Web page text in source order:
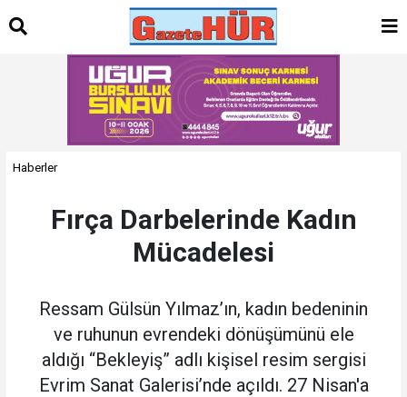
Haberler
Fırça Darbelerinde Kadın
Mücadelesi
Ressam Gülsün Yılmaz’ın, kadın bedeninin
ve ruhunun evrendeki dönüşümünü ele
aldığı “Bekleyiş” adlı kişisel resim sergisi
Evrim Sanat Galerisi’nde açıldı. 27 Nisan'a